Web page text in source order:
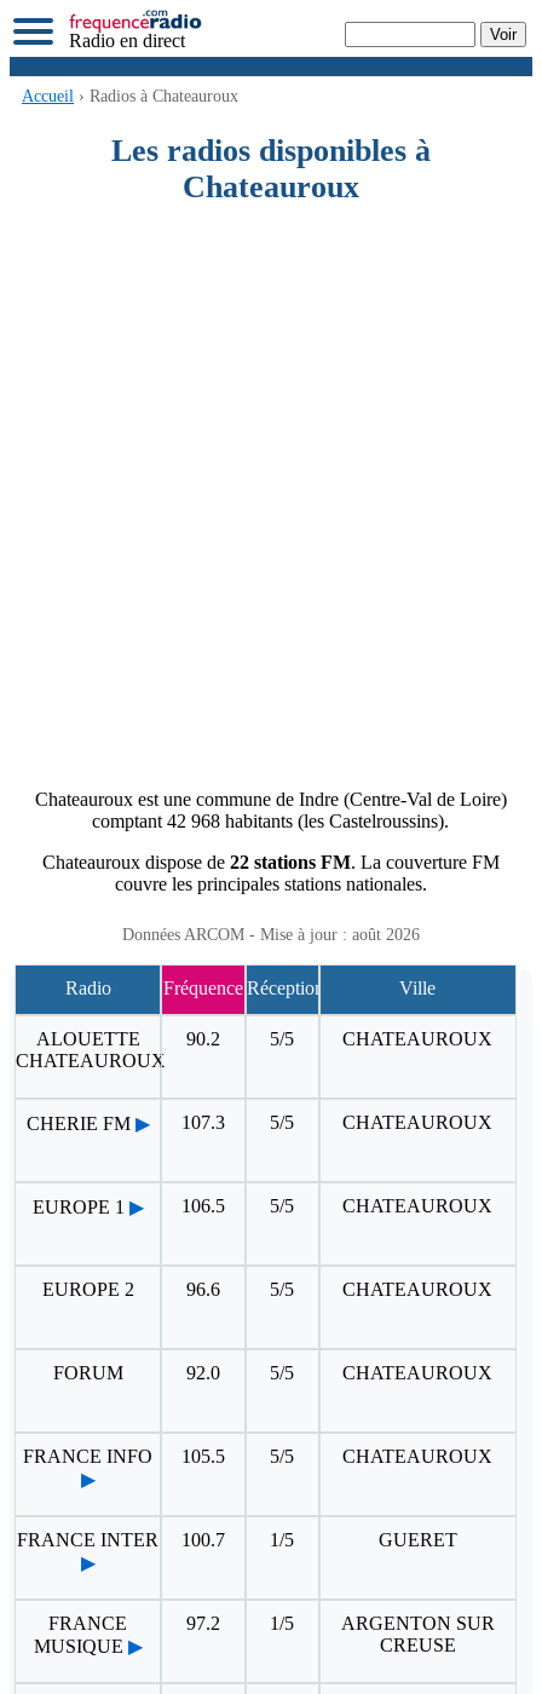
Radio en direct
Accueil › Radios à Chateauroux
Les radios disponibles à
Chateauroux
Chateauroux est une commune de Indre (Centre-Val de Loire)
comptant 42 968 habitants (les Castelroussins).
Chateauroux dispose de 22 stations FM. La couverture FM
couvre les principales stations nationales.
Données ARCOM - Mise à jour : août 2026
Radio FréquenceRéception Ville
ALOUETTE
CHATEAUROUX
90.2 5/5 CHATEAUROUX
CHERIE FM ▶ 107.3 5/5 CHATEAUROUX
EUROPE 1 ▶ 106.5 5/5 CHATEAUROUX
EUROPE 2 96.6 5/5 CHATEAUROUX
FORUM 92.0 5/5 CHATEAUROUX
FRANCE INFO
▶
105.5 5/5 CHATEAUROUX
FRANCE INTER
▶
100.7 1/5 GUERET
FRANCE
MUSIQUE ▶
97.2 1/5
ARGENTON SUR
CREUSE